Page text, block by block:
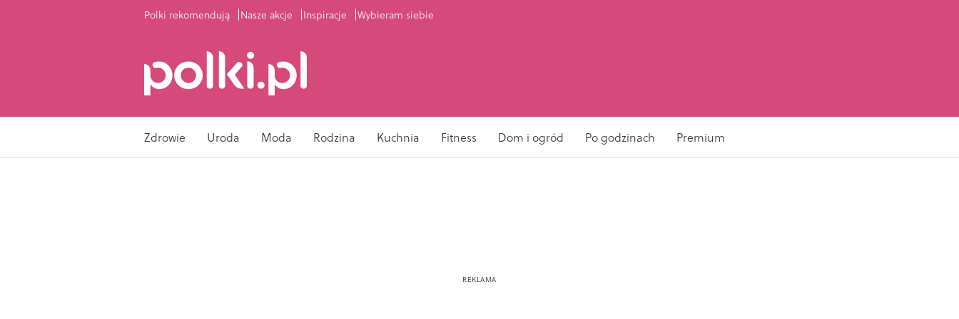
Polki rekomendują Nasze akcje Inspiracje Wybieram siebie
Zdrowie Uroda Moda Rodzina Kuchnia Fitness Dom i ogród Po godzinach Premium